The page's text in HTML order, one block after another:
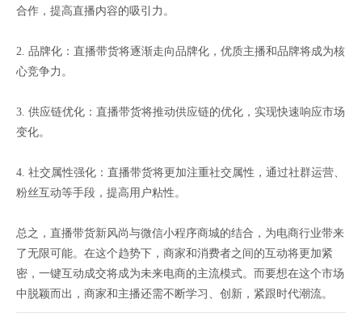
合作，提高直播内容的吸引力。
2. 品牌化：直播带货将逐渐走向品牌化，优质主播和品牌将成为核
心竞争力。
3. 供应链优化：直播带货将推动供应链的优化，实现快速响应市场
变化。
4. 社交属性强化：直播带货将更加注重社交属性，通过社群运营、
粉丝互动等手段，提高用户粘性。
总之，直播带货新风尚与微信小程序商城的结合，为电商行业带来
了无限可能。在这个趋势下，商家和消费者之间的互动将更加紧
密，一键互动成交将成为未来电商的主流模式。而要想在这个市场
中脱颖而出，商家和主播还需不断学习、创新，紧跟时代潮流。